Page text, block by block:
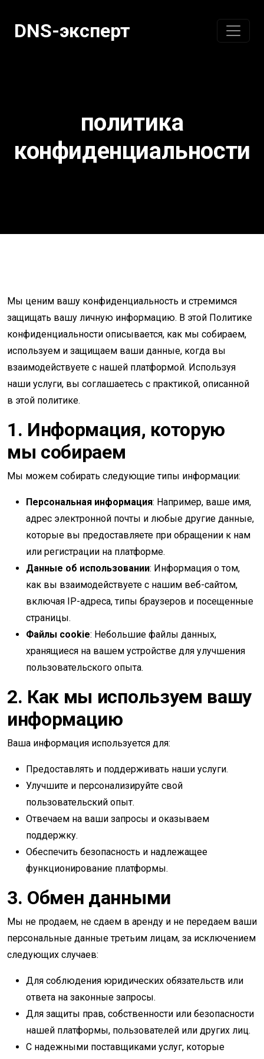
содержанию
DNS-эксперт
политика
конфиденциальности
Мы ценим вашу конфиденциальность и стремимся
защищать вашу личную информацию. В этой Политике
конфиденциальности описывается, как мы собираем,
используем и защищаем ваши данные, когда вы
взаимодействуете с нашей платформой. Используя
наши услуги, вы соглашаетесь с практикой, описанной
в этой политике.
1. Информация, которую
мы собираем
Мы можем собирать следующие типы информации:
Персональная информация: Например, ваше имя,
адрес электронной почты и любые другие данные,
которые вы предоставляете при обращении к нам
или регистрации на платформе.
Данные об использовании: Информация о том,
как вы взаимодействуете с нашим веб-сайтом,
включая IP-адреса, типы браузеров и посещенные
страницы.
Файлы cookie: Небольшие файлы данных,
хранящиеся на вашем устройстве для улучшения
пользовательского опыта.
2. Как мы используем вашу
информацию
Ваша информация используется для:
Предоставлять и поддерживать наши услуги.
Улучшите и персонализируйте свой
пользовательский опыт.
Отвечаем на ваши запросы и оказываем
поддержку.
Обеспечить безопасность и надлежащее
функционирование платформы.
3. Обмен данными
Мы не продаем, не сдаем в аренду и не передаем ваши
персональные данные третьим лицам, за исключением
следующих случаев:
Для соблюдения юридических обязательств или
ответа на законные запросы.
Для защиты прав, собственности или безопасности
нашей платформы, пользователей или других лиц.
С надежными поставщиками услуг, которые